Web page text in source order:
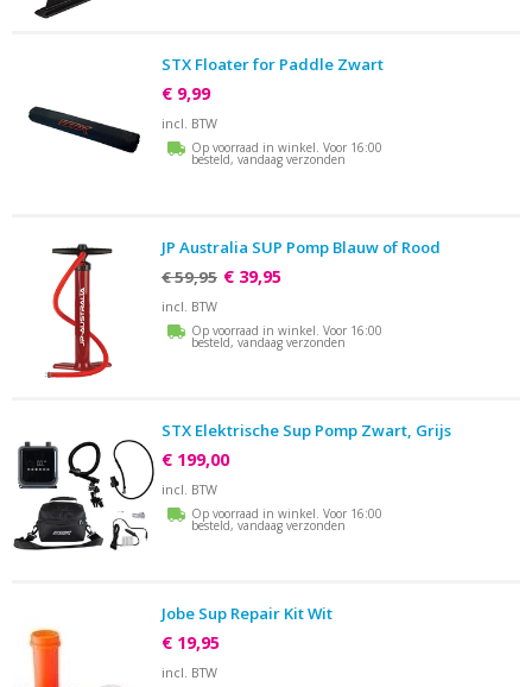
STX Floater for Paddle Zwart
€ 9,99
incl. BTW
Op voorraad in winkel. Voor 16:00
besteld, vandaag verzonden
JP Australia SUP Pomp Blauw of Rood
€ 59,95 € 39,95
incl. BTW
Op voorraad in winkel. Voor 16:00
besteld, vandaag verzonden
STX Elektrische Sup Pomp Zwart, Grijs
€ 199,00
incl. BTW
Op voorraad in winkel. Voor 16:00
besteld, vandaag verzonden
Jobe Sup Repair Kit Wit
€ 19,95
incl. BTW